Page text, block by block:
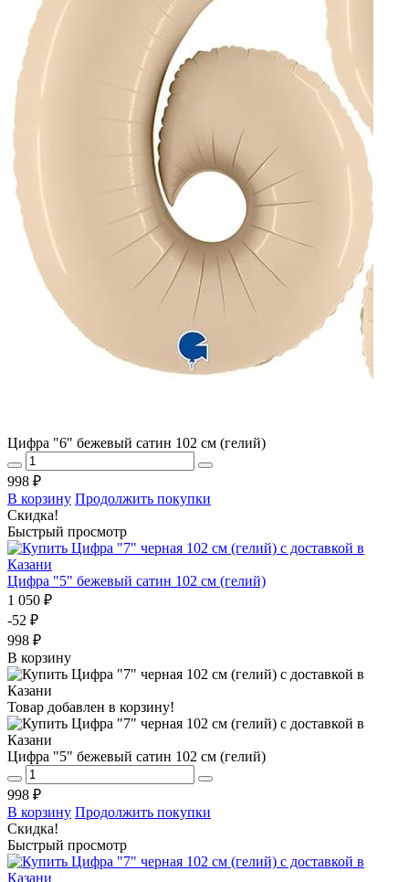
Цифра "6" бежевый сатин 102 см (гелий)
998 ₽
В корзину Продолжить покупки
Скидка!
Быстрый просмотр
Цифра "5" бежевый сатин 102 см (гелий)
1 050 ₽
-52 ₽
998 ₽
В корзину
Товар добавлен в корзину!
Цифра "5" бежевый сатин 102 см (гелий)
998 ₽
В корзину Продолжить покупки
Скидка!
Быстрый просмотр